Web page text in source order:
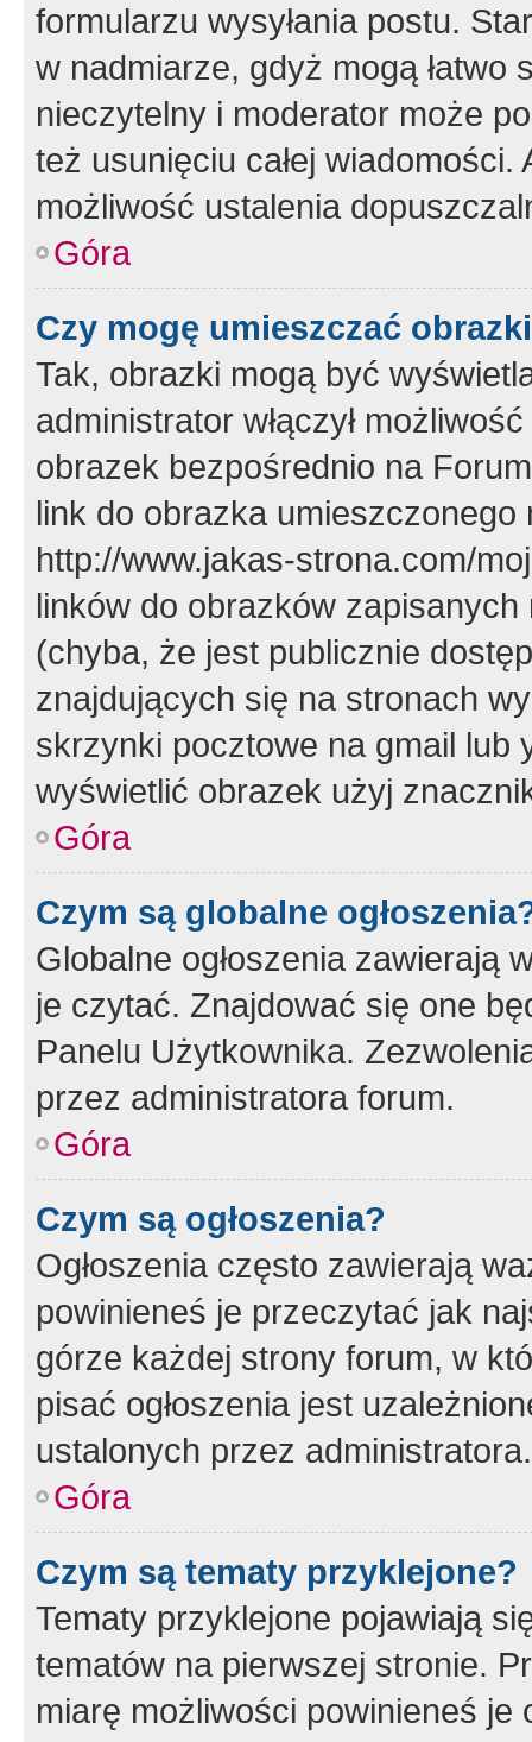
formularzu wysyłania postu.
w nadmiarze, gdyż mogą
nieczytelny i moderator może
też usunięciu całej
możliwość ustalenia
Góra
Czy mogę umieszczać
Tak, obrazki mogą być
administrator włączył
obrazek bezpośrednio na
link do obrazka
http://www.jakas-strona.com/
linków do obrazków
(chyba, że jest publicznie
znajdujących się na stronach
skrzynki pocztowe na gmail lub
wyświetlić obrazek użyj
Góra
Czym są globalne
Globalne ogłoszenia zawierają
je czytać. Znajdować się one
Panelu Użytkownika.
przez administratora forum.
Góra
Czym są ogłoszenia?
Ogłoszenia często zawierają
powinieneś je przeczytać jak
górze każdej strony forum, w
pisać ogłoszenia jest
ustalonych przez administratora.
Góra
Czym są tematy przyklejone?
Tematy przyklejone pojawiają
tematów na pierwszej stronie.
miarę możliwości powinieneś je